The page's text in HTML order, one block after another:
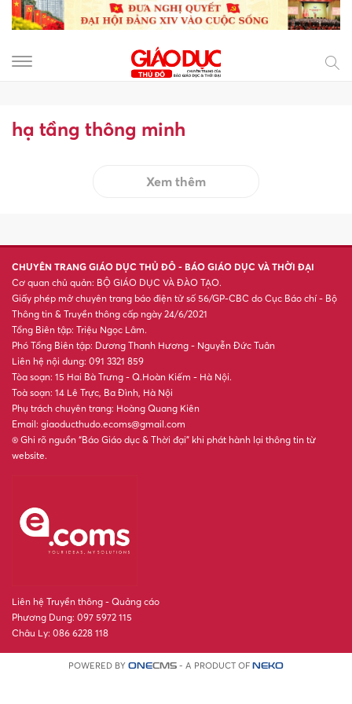
hạ tầng thông minh
Xem thêm
CHUYÊN TRANG GIÁO DỤC THỦ ĐÔ - BÁO GIÁO DỤC VÀ THỜI ĐẠI
Cơ quan chủ quản: BỘ GIÁO DỤC VÀ ĐÀO TẠO.
Giấy phép mở chuyên trang báo điện tử số 56/GP-CBC do Cục Báo chí - Bộ
Thông tin & Truyền thông cấp ngày 24/6/2021
Tổng Biên tập: Triệu Ngọc Lâm.
Phó Tổng Biên tập: Dương Thanh Hương - Nguyễn Đức Tuân
Liên hệ nội dung: 091 3321 859
Tòa soạn: 15 Hai Bà Trưng - Q.Hoàn Kiếm - Hà Nội.
Toà soạn: 14 Lê Trực, Ba Đình, Hà Nội
Phụ trách chuyên trang: Hoàng Quang Kiên
Email: giaoducthudo.ecoms@gmail.com
® Ghi rõ nguồn “Báo Giáo dục & Thời đại” khi phát hành lại thông tin từ
website.
Liên hệ Truyền thông - Quảng cáo
Phương Dung: 097 5972 115
Châu Ly: 086 6228 118
POWERED BY ONECMS - A PRODUCT OF NEKO